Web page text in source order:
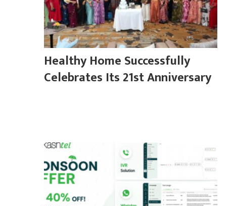
Healthy Home Successfully
Celebrates Its 21st Anniversary